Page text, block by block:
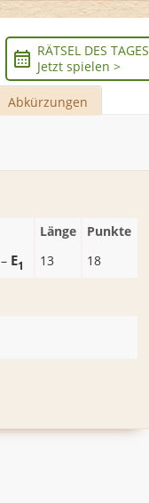
RÄTSEL DES TAGES
Jetzt spielen >
Abkürzungen
Länge
Punkte
– E1 13 18